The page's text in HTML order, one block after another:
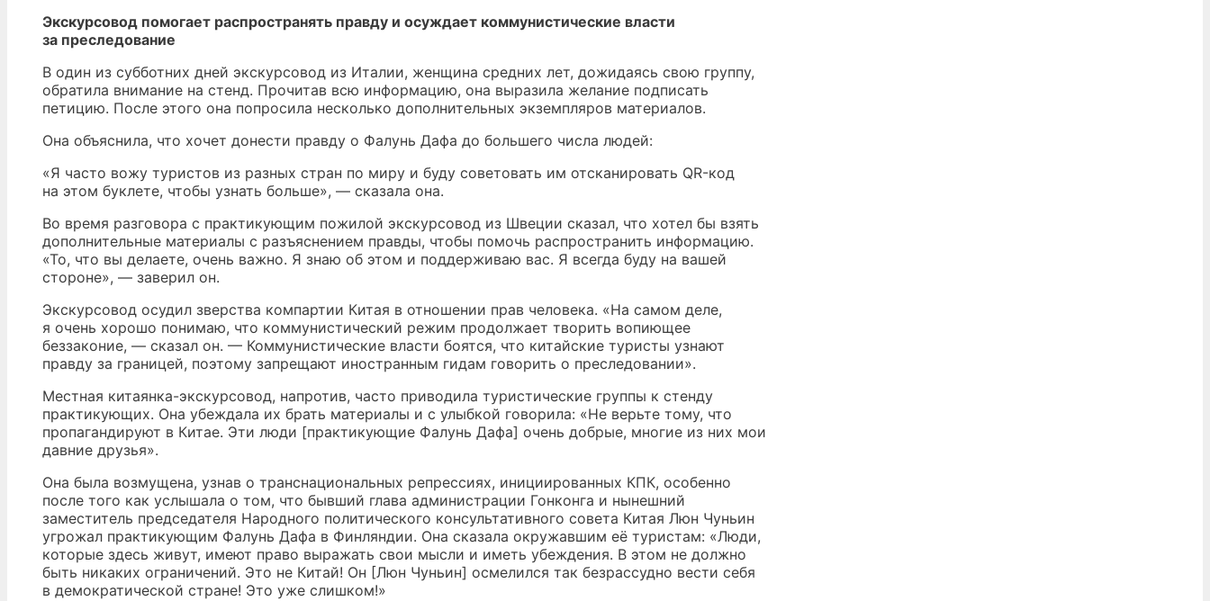
Экскурсовод помогает распространять правду и осуждает коммунистические власти
за преследование
В один из субботних дней экскурсовод из Италии, женщина средних лет, дожидаясь свою группу,
обратила внимание на стенд. Прочитав всю информацию, она выразила желание подписать
петицию. После этого она попросила несколько дополнительных экземпляров материалов.
Она объяснила, что хочет донести правду о Фалунь Дафа до большего числа людей:
«Я часто вожу туристов из разных стран по миру и буду советовать им отсканировать QR-код
на этом буклете, чтобы узнать больше», — сказала она.
Во время разговора с практикующим пожилой экскурсовод из Швеции сказал, что хотел бы взять
дополнительные материалы с разъяснением правды, чтобы помочь распространить информацию.
«То, что вы делаете, очень важно. Я знаю об этом и поддерживаю вас. Я всегда буду на вашей
стороне», — заверил он.
Экскурсовод осудил зверства компартии Китая в отношении прав человека. «На самом деле,
я очень хорошо понимаю, что коммунистический режим продолжает творить вопиющее
беззаконие, — сказал он. — Коммунистические власти боятся, что китайские туристы узнают
правду за границей, поэтому запрещают иностранным гидам говорить о преследовании».
Местная китаянка-экскурсовод, напротив, часто приводила туристические группы к стенду
практикующих. Она убеждала их брать материалы и с улыбкой говорила: «Не верьте тому, что
пропагандируют в Китае. Эти люди [практикующие Фалунь Дафа] очень добрые, многие из них мои
давние друзья».
Она была возмущена, узнав о транснациональных репрессиях, инициированных КПК, особенно
после того как услышала о том, что бывший глава администрации Гонконга и нынешний
заместитель председателя Народного политического консультативного совета Китая Люн Чуньин
угрожал практикующим Фалунь Дафа в Финляндии. Она сказала окружавшим её туристам: «Люди,
которые здесь живут, имеют право выражать свои мысли и иметь убеждения. В этом не должно
быть никаких ограничений. Это не Китай! Он [Люн Чуньин] осмелился так безрассудно вести себя
в демократической стране! Это уже слишком!»